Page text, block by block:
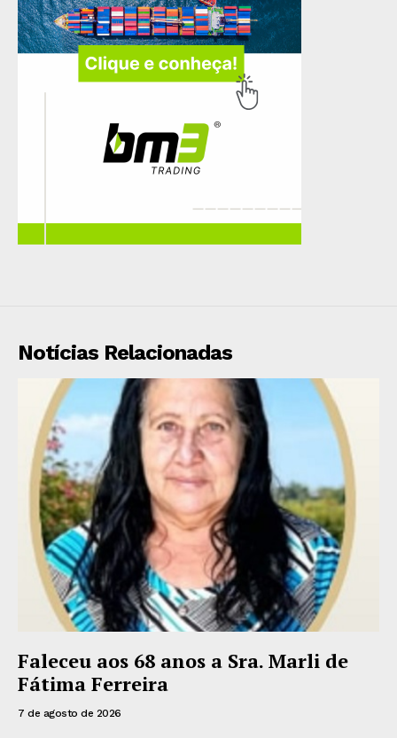
Notícias Relacionadas
Faleceu aos 68 anos a Sra. Marli de
Fátima Ferreira
7 de agosto de 2026